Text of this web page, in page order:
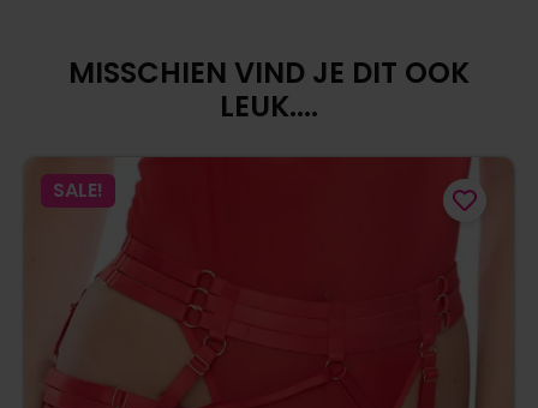
MISSCHIEN VIND JE DIT OOK
LEUK....
SALE!